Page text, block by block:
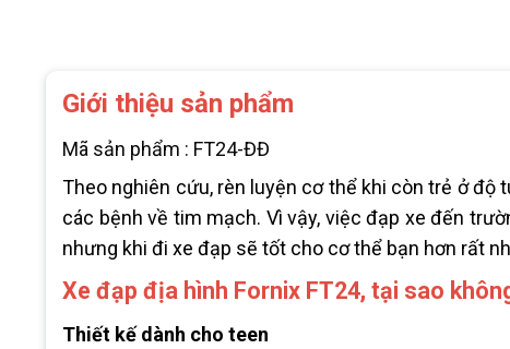
Giới thiệu sản phẩm
Mã sản phẩm : FT24-ĐĐ
Theo nghiên cứu, rèn luyện cơ thể khi còn trẻ ở độ
các bệnh về tim mạch. Vì vậy, việc đạp xe đến
nhưng khi đi xe đạp sẽ tốt cho cơ thể bạn hơn rất
Xe đạp địa hình Fornix FT24, tại sao
Thiết kế dành cho teen